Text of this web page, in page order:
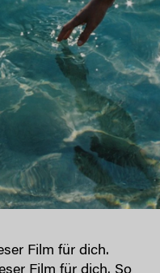
Film für dich.